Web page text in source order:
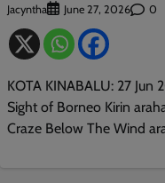
Jacyntha June 27, 2026 0
KOTA KINABALU: 27
Sight of Borneo Kirin
Craze Below The Wind